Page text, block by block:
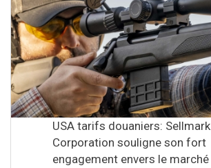
USA tarifs douaniers: Sellmark
Corporation souligne son fort
engagement envers le marché